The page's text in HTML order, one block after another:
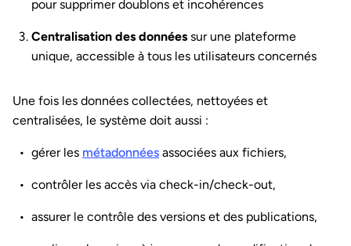
pour supprimer doublons et incohérences
Centralisation des données sur une plateforme
unique, accessible à tous les utilisateurs concernés
Une fois les données collectées, nettoyées et
centralisées, le système doit aussi :
gérer les métadonnées associées aux fichiers,
contrôler les accès via check-in/check-out,
assurer le contrôle des versions et des publications,